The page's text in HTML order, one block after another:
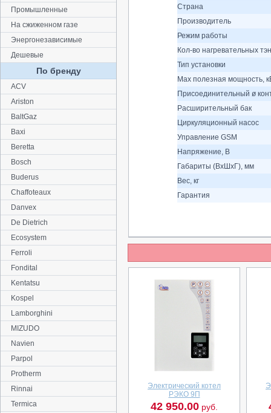
Страна
Производитель
Режим работы
Кол-во нагревательных
Тип установки
Max полезная мощность,
Присоединительный ø
Расширительный бак
Циркуляционный насос
Управление GSM
Напряжение, В
Габариты (ВхШхГ), мм
Вес, кг
Гарантия
Электрический котел
РЭКО 9П
42 950.00 руб.
Промышленные
На сжиженном газе
Энергонезависимые
Дешевые
По бренду
ACV
Ariston
BaltGaz
Baxi
Beretta
Bosch
Buderus
Chaffoteaux
Danvex
De Dietrich
Ecosystem
Ferroli
Fondital
Kentatsu
Kospel
Lamborghini
MIZUDO
Navien
Parpol
Protherm
Rinnai
Termica